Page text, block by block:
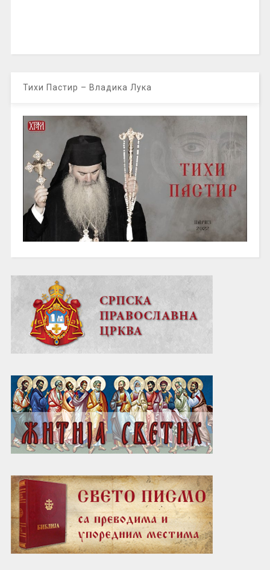
Тихи Пастир – Владика Лука